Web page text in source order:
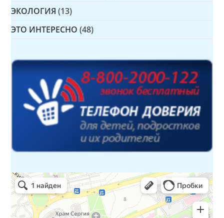
ЭКОЛОГИЯ (13)
ЭТО ИНТЕРЕСНО (48)
Детская библиотека № 14 Дружбы народов
Библиотека в Севастополе